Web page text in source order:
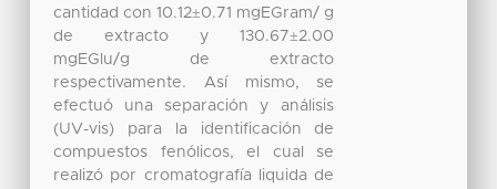
cantidad con 10.12±0.71 mgEGram/ g
de extracto y 130.67±2.00
mgEGlu/g de extracto
respectivamente. Así mismo, se
efectuó una separación y análisis
(UV-vis) para la identificación de
compuestos fenólicos, el cual se
realizó por cromatografía liquida de